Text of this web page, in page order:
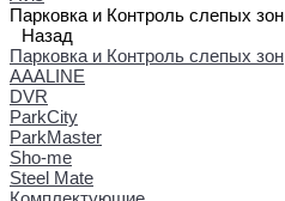
Парковка и Контроль слепых зон
Назад
Парковка и Контроль слепых зон
AAALINE
DVR
ParkCity
ParkMaster
Sho-me
Steel Mate